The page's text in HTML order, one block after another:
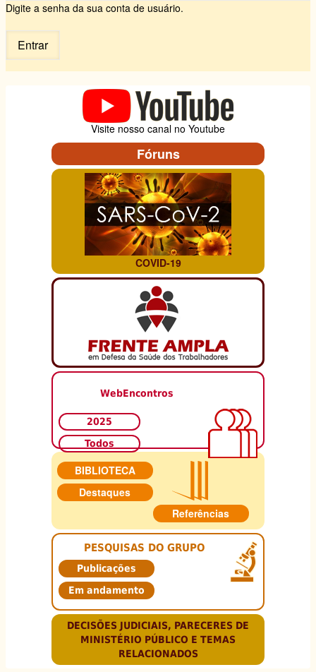
Digite a senha da sua conta de usuário.
Visite nosso canal no Youtube
Fóruns
COVID-19
WebEncontros
2025
Todos
BIBLIOTECA
Destaques
Referências
PESQUISAS DO GRUPO
Publicações
Em andamento
DECISÕES JUDICIAIS, PARECERES DE
MINISTÉRIO PÚBLICO E TEMAS
RELACIONADOS